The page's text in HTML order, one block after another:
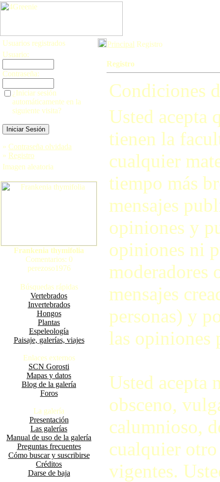
Usuarios registrados
Usuario:
Contraseña:
¿Iniciar sesión
automáticamente en la
siguiente visita?
» Contraseña olvidada
» Registro
Imagen aleatoria
Frankenia thymifolia
Comentarios: 0
perezoso1976
Búsquedas rápidas
Vertebrados
Invertebrados
Hongos
Plantas
Espeleología
Paisaje, galerías, viajes
Enlaces externos
SCN Gorosti
Mapas y datos
Blog de la galería
Foros
La galería
Presentación
Las galerías
Manual de uso de la galería
Preguntas frecuentes
Cómo buscar y suscribirse
Créditos
Darse de baja
Principal Registro
Registro
Condiciones
Usted acepta
tienen la
cualquier
tiempo más
mensajes
opiniones y
opiniones ni
moderadores
mensajes
personas) y
las opiniones
Usted acepta
obsceno,
calumnioso,
cualquier
vigentes.